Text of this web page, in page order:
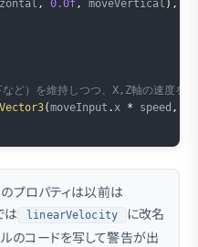
, 0.0f, moveVertical ) ,
ど）を維持しつつ、X,Z軸の速度を
Vector3(moveInput .x * speed ,
プロパティは以前は
は linearVelocity
に改名
のコードを写して警告が出